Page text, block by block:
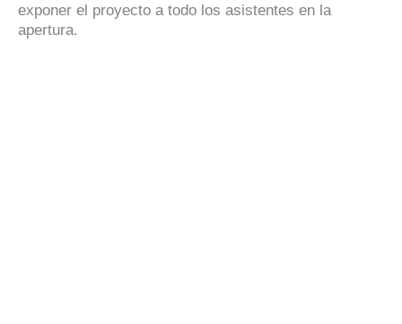
exponer el proyecto a todo los asistentes en la
apertura.